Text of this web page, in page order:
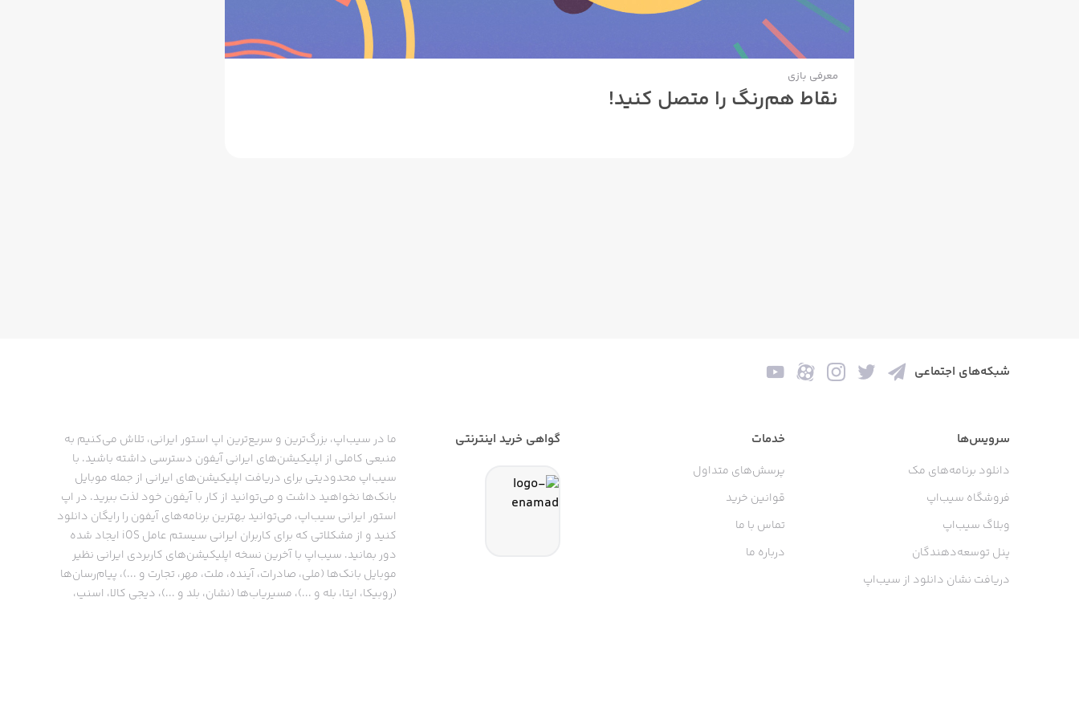
معرفی بازی
نقاط هم‌رنگ را متصل کنید!
شبکه‌های اجتماعی
سرویس‌ها
دانلود برنامه‌های مک
فروشگاه سیب‌اپ
وبلاگ سیب‌اپ
پنل توسعه‌دهندگان
دریافت نشان دانلود از سیب‌اپ
خدمات
پرسش‌های متداول
قوانین خرید
تماس با ما
درباره ما
گواهی خرید اینترنتی
ما در سیب‌اپ، بزرگ‌ترین و سریع‌ترین اپ استور ایرانی، تلاش می‌کنیم به
منبعی کاملی از اپلیکیشن‌های ایرانی آیفون دسترسی داشته باشید. با
سیب‌اپ محدودیتی برای دریافت اپلیکیشن‌های ایرانی از جمله موبایل
بانک‌ها نخواهید داشت و می‌توانید از کار با آیفون خود لذت ببرید. در اپ
استور ایرانی سیب‌اپ، می‌توانید بهترین برنامه‌های آیفون را رایگان دانلود
کنید و از مشکلاتی که برای کاربران ایرانی سیستم عامل iOS ایجاد شده
دور بمانید. سیب‌اپ با آخرین نسخه اپلیکیشن‌های کاربردی ایرانی نظیر
موبایل بانک‌ها (ملی، صادرات، آینده، ملت، مهر، تجارت و ...)، پیام‌رسان‌ها
(روبیکا، ایتا، بله و ...)، مسیریاب‌ها (نشان، بلد و ...)، دیجی کالا، اسنپ،